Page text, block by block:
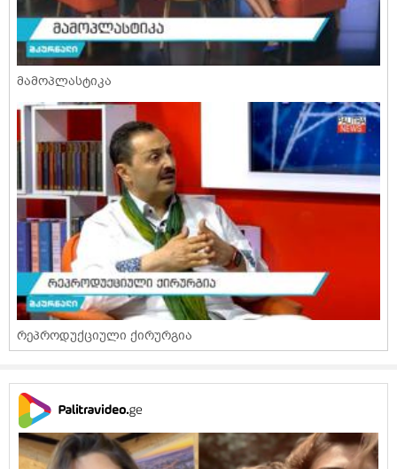
მამოპლასტიკა
რეპროდუქციული ქირურგია